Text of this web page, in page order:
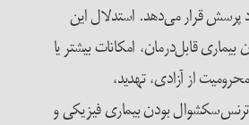
قرار می‌دهد. استدلال این
قابل‌درمان، امکانات بیشتر یا
از آزادی، تهدید،
بودن بیماری فیزیکی و